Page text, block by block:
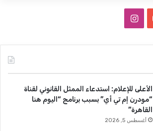
T
u
ق
الأعلى للإعلام: استدعاء الممثل القانوني لقناة
“مودرن إم تي أي” بسبب برنامج “اليوم هنا
القاهرة”
أغسطس 5, 2026